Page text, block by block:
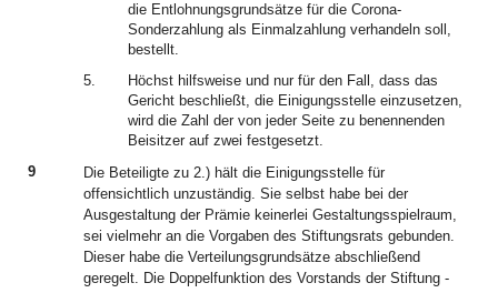
die Entlohnungsgrundsätze für die Corona-
Sonderzahlung als Einmalzahlung verhandeln soll,
bestellt.
5.
Höchst hilfsweise und nur für den Fall, dass das
Gericht beschließt, die Einigungsstelle einzusetzen,
wird die Zahl der von jeder Seite zu benennenden
Beisitzer auf zwei festgesetzt.
9
Die Beteiligte zu 2.) hält die Einigungsstelle für
offensichtlich unzuständig. Sie selbst habe bei der
Ausgestaltung der Prämie keinerlei Gestaltungsspielraum,
sei vielmehr an die Vorgaben des Stiftungsrats gebunden.
Dieser habe die Verteilungsgrundsätze abschließend
geregelt. Die Doppelfunktion des Vorstands der Stiftung -